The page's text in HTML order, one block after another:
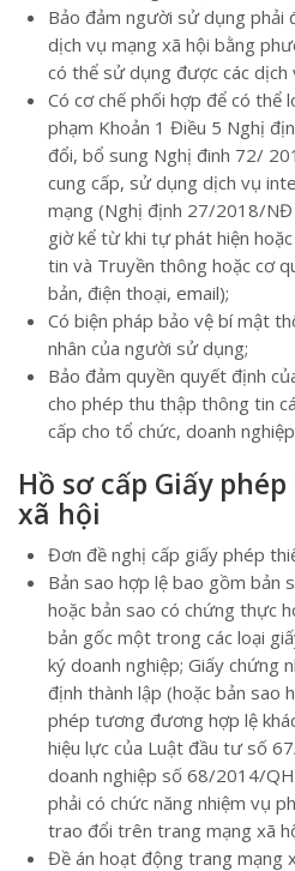
Bảo đảm người sử dụng phải
dịch vụ mạng xã hội bằng
có thể sử dụng được các dịch
Có cơ chế phối hợp để có thể
phạm Khoản 1 Điều 5 Nghị
đổi, bổ sung Nghị đinh 72/
cung cấp, sử dụng dịch vụ
mạng (Nghị định 27/2018/NĐ
giờ kể từ khi tự phát hiện
tin và Truyền thông hoặc cơ
bản, điện thoại, email);
Có biện pháp bảo vệ bí mật
nhân của người sử dụng;
Bảo đảm quyền quyết định
cho phép thu thập thông tin
cấp cho tổ chức, doanh
Hồ sơ cấp Giấy
xã hội
Đơn đề nghị cấp giấy phép
Bản sao hợp lệ bao gồm bản
hoặc bản sao có chứng thực
bản gốc một trong các loại
ký doanh nghiệp; Giấy chứng
định thành lập (hoặc bản sao
phép tương đương hợp lệ
hiệu lực của Luật đầu tư số
doanh nghiệp số 68/2014/
phải có chức năng nhiệm vụ
trao đổi trên trang mạng xã
Đề án hoạt động trang mạng